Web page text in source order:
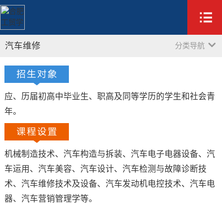
汽车维修 分类导航
应、历届初高中毕业生、职高及同等学历的学生和社会青
年。
机械制造技术、汽车构造与拆装、汽车电子电器设备、汽
车运用、汽车美容、汽车设计、汽车检测与故障诊断技
术、汽车维修技术及设备、汽车发动机电控技术、汽车电
器、汽车营销管理学等。